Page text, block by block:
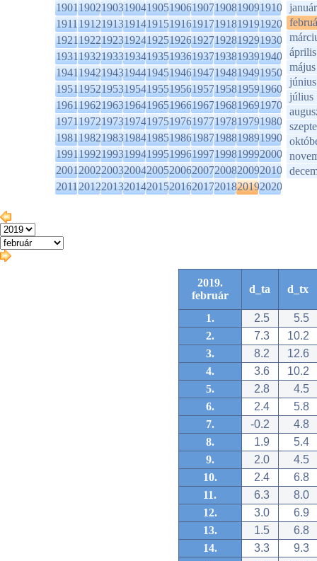
1901190219031904190519061907190819091910
1911191219131914191519161917191819191920
1921192219231924192519261927192819291930
1931193219331934193519361937193819391940
1941194219431944194519461947194819491950
1951195219531954195519561957195819591960
1961196219631964196519661967196819691970
1971197219731974197519761977197819791980
1981198219831984198519861987198819891990
1991199219931994199519961997199819992000
2001200220032004200520062007200820092010
2011201220132014201520162017201820192020
január
április
május
június
július
2019.
február
d_ta d_tx
1. 2.5
5.5
2.
7.3
10.2
3.
8.2
12.6
4.
3.6
10.2
5.
2.8
4.5
6.
2.4
5.8
7.
-0.2
4.8
8.
1.9
5.4
9.
2.0
4.5
10.
2.4
6.8
11.
6.3
8.0
12.
3.0
6.9
13.
1.5
6.8
14.
3.3
9.3